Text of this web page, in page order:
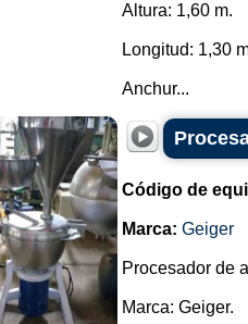
Altura: 1,60 m.
Longitud: 1,30
Anchur...
Código de
Marca: Geiger
Procesador de
Marca: Geiger.